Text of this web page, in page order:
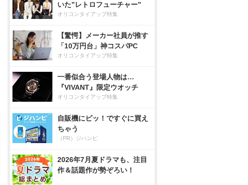
いた”レトロフューチャー”
オリコンタイアップ特集
【驚愕】メーカー社員が推す
「10万円台」神コスパPC
オリコンタイアップ特集
一番似合う登場人物は…
『VIVANT』限定ウオッチ
オリコンタイアップ特集
自販機にピッ！ですぐに買え
ちゃう
（PR）ジハンピ
2026年7月夏ドラマも、注目
作＆話題作が勢ぞろい！